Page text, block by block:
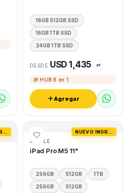
16GB 512GB SSD
16GB 1TB SSD
24GB 1TB SSD
DESDE USD 1,435 ⇄
🎁 HUB 8 en 1
Agregar
APPLE
iPad Pro M5 11"
256GB 512GB 1TB
256GB 512GB